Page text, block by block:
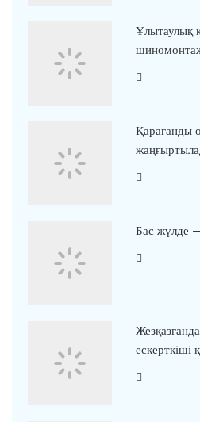
Ұлытаулық
Қарағанды
Бас жүлде
ескерткіші